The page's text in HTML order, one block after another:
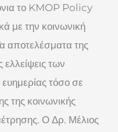
το KMOP Policy
με την κοινωνική
αποτελέσματα της
ελλείψεις των
τόσο σε
της κοινωνικής
Ο Δρ. Μέλιος